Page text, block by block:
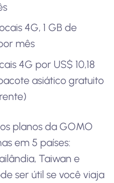
4G, 1 GB de
mês
4G por US$ 10,18
asiático gratuito
planos da GOMO
em 5 países:
Taiwan e
ser útil se você viaja